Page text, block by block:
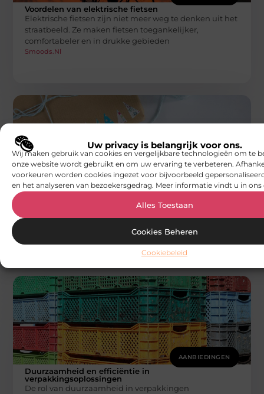
Uw privacy is belangrijk voor ons.
Wij maken gebruik van cookies en vergelijkbare technologieën om te
onze website wordt gebruikt en om uw ervaring te verbeteren.
voorkeuren worden cookies ingezet voor bijvoorbeeld
en het analyseren van bezoekersgedrag. Meer informatie vindt u in ons
Alles Toestaan
Cookies Beheren
Cookiebeleid
Voordelen van elektrische fietsen
Elektrische fietsen zijn niet meer weg te denken uit het
straatbeeld. Ze maken fietsen toegankelijker,
comfortabeler en in drukke gebieden
Smoods.nl
AANBIEDINGEN
De kracht van compact versturen: een blik
snel dat niet elke verpakking even praktisch
AANBIEDINGEN
Duurzaamheid en efficiëntie in
verpakkingsoplossingen
De rol van duurzaamheid in verpakkingen